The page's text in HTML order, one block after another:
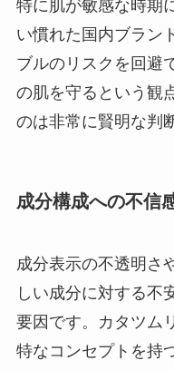
特に肌が敏感な時期
い慣れた国内ブラン
ブルのリスクを回避
の肌を守るという観
のは非常に賢明な判
成分構成への不信
成分表示の不透明さ
しい成分に対する不
要因です。カタツム
特なコンセプトを持